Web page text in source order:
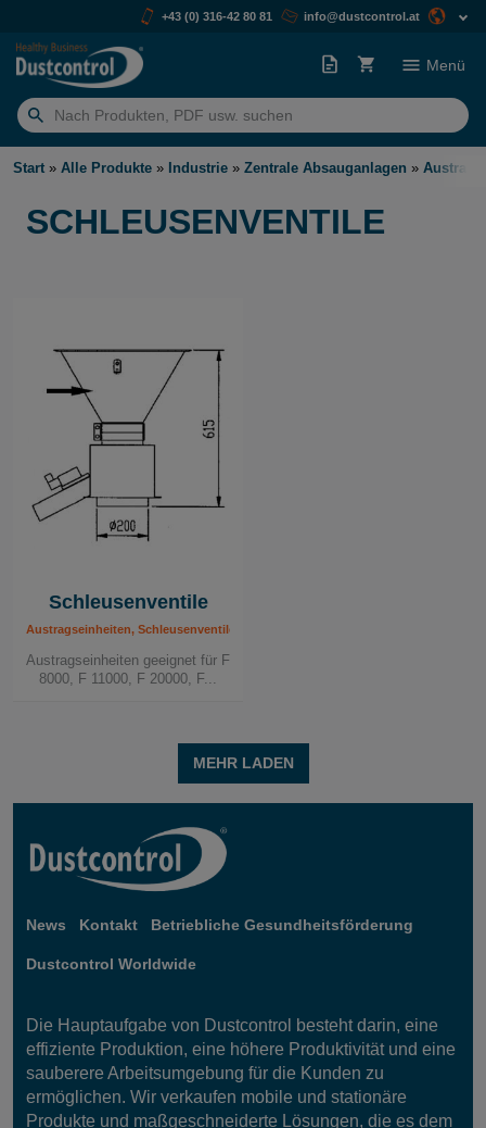
+43 (0) 316-42 80 81 info@dustcontrol.at
Suchen
nach:
Menü
Start » Alle Produkte » Industrie » Zentrale Absauganlagen »
SCHLEUSENVENTILE
Schleusenventile
Austragseinheiten, Schleusenventile
Austragseinheiten geeignet für F
8000, F 11000, F 20000, F...
MEHR LADEN
News Kontakt Betriebliche Gesundheitsförderung
Dustcontrol Worldwide
Die Hauptaufgabe von Dustcontrol besteht darin, eine
effiziente Produktion, eine höhere Produktivität und eine
sauberere Arbeitsumgebung für die Kunden zu
ermöglichen. Wir verkaufen mobile und stationäre
Produkte und maßgeschneiderte Lösungen, die es dem